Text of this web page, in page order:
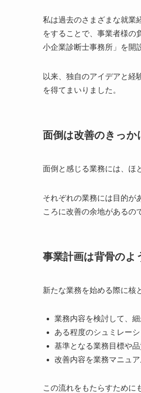
私は過去のさまざまな就業
をすることで、事業者様の
小企業診断士事務所」を開
以来、独自のアイデアと経
を得てまいりました。
面倒は改善のきっか
面倒と感じる業務には、ほ
それぞれの業務には目的が
ころに改善の余地があるの
事業計画は背骨のよ
新たな業務を始める際に核
業務内容を検討して、
ある程度のシュミレー
基準となる業務目標や
改善内容を業務マニュ
この流れをもたらすために